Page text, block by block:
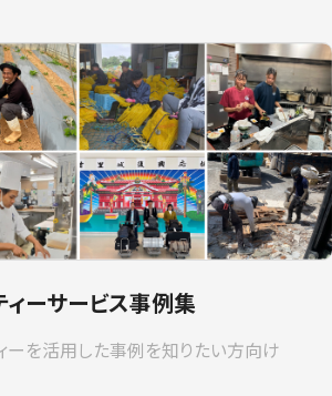
ィーサービス事例集
ーを活用した事例を知りたい方向け